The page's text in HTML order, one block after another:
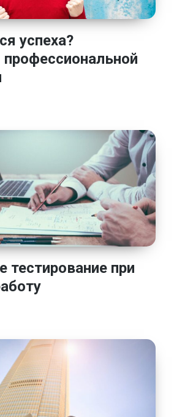
успеха?
профессиональной
тестирование при